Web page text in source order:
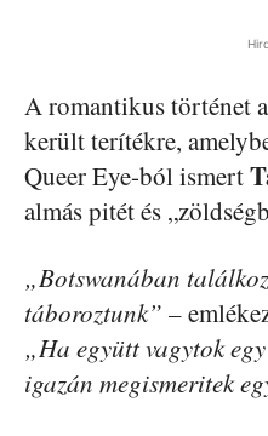
A romantikus történet
került terítékre,
Queer Eye-ból ismert
almás pitét és
„Botswanában
táboroztunk” –
„Ha együtt vagytok
igazán megismeritek